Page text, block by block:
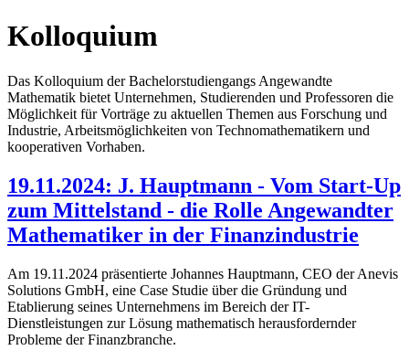
Kolloquium
Das Kolloquium der Bachelorstudiengangs Angewandte
Mathematik bietet Unternehmen, Studierenden und Professoren die
Möglichkeit für Vorträge zu aktuellen Themen aus Forschung und
Industrie, Arbeitsmöglichkeiten von Technomathematikern und
kooperativen Vorhaben.
19.11.2024: J. Hauptmann - Vom Start-Up
zum Mittelstand - die Rolle Angewandter
Mathematiker in der Finanzindustrie
Am 19.11.2024 präsentierte Johannes Hauptmann, CEO der Anevis
Solutions GmbH, eine Case Studie über die Gründung und
Etablierung seines Unternehmens im Bereich der IT-
Dienstleistungen zur Lösung mathematisch herausfordernder
Probleme der Finanzbranche.